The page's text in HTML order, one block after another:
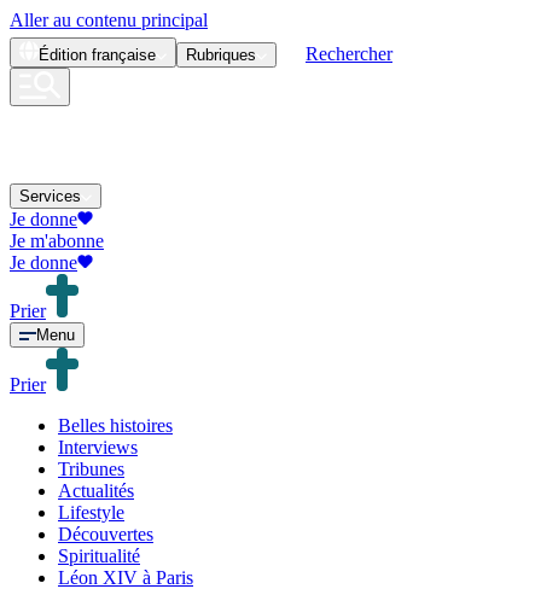
Aller au contenu principal
Édition française Rubriques Rechercher
Services
Je donne
Je m'abonne
Je donne
Prier
Menu
Prier
Belles histoires
Interviews
Tribunes
Actualités
Lifestyle
Découvertes
Spiritualité
Léon XIV à Paris